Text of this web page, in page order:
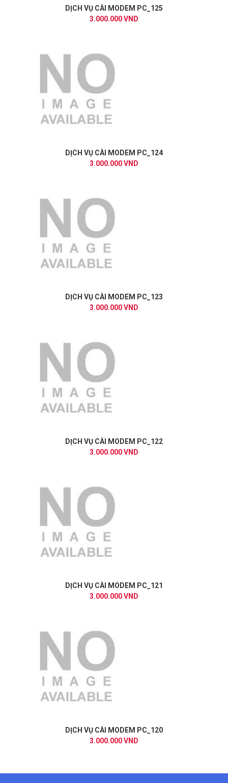
DỊCH VỤ CÀI MODEM PC_125
3.000.000 VND
DỊCH VỤ CÀI MODEM PC_124
3.000.000 VND
DỊCH VỤ CÀI MODEM PC_123
3.000.000 VND
DỊCH VỤ CÀI MODEM PC_122
3.000.000 VND
DỊCH VỤ CÀI MODEM PC_121
3.000.000 VND
DỊCH VỤ CÀI MODEM PC_120
3.000.000 VND